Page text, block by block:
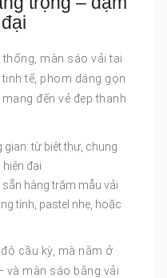
màn sáo vải tại
tế, phom dáng gọn
đến vẻ đẹp thanh
gian: từ biệt thự, chung
đại
hàng trăm mẫu vải
tính, pastel nhẹ, hoặc
cầu kỳ, mà nằm ở
và màn sáo bằng vải